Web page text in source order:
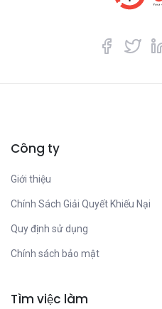
Công ty
Giới thiệu
Chính Sách Giải Quyết Khiếu Nại
Quy định sử dụng
Chính sách bảo mật
Tìm việc làm